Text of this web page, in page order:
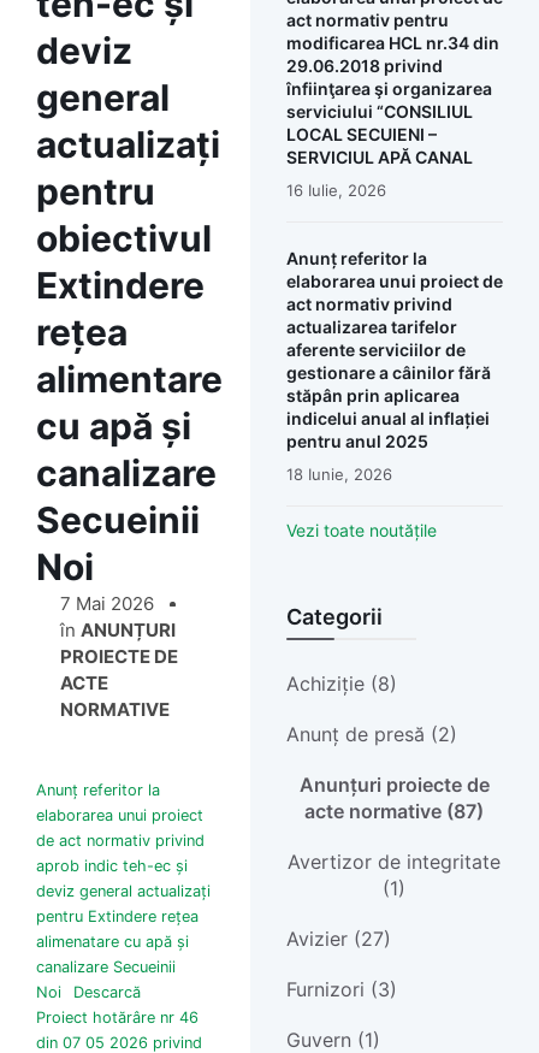
deviz
general
actualizați
pentru
obiectivul
Extindere
rețea
alimentare
cu apă și
canalizare
Secueinii
Noi
7 Mai 2026
în ANUNȚURI
PROIECTE DE
ACTE
NORMATIVE
Anunț referitor la
elaborarea unui proiect
de act normativ privind
aprob indic teh-ec și
deviz general actualizați
pentru Extindere rețea
alimenatare cu apă și
canalizare Secueinii
Noi
Descarcă
Proiect hotărâre nr 46
din 07 05 2026 privind
act normativ pentru
modificarea HCL nr.34 din
29.06.2018 privind
înfiinţarea şi organizarea
serviciului “CONSILIUL
LOCAL SECUIENI –
SERVICIUL APĂ CANAL
16 Iulie, 2026
Anunț referitor la
elaborarea unui proiect de
act normativ privind
actualizarea tarifelor
aferente serviciilor de
gestionare a câinilor fără
stăpân prin aplicarea
indicelui anual al inflației
pentru anul 2025
18 Iunie, 2026
Vezi toate noutățile
Categorii
Achiziție (8)
Anunț de presă (2)
Anunțuri proiecte de
acte normative (87)
Avertizor de integritate
(1)
Avizier (27)
Furnizori (3)
Guvern (1)